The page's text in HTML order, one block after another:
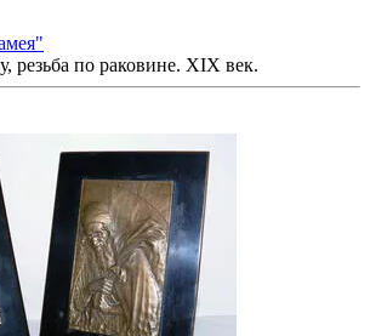
резьба по раковине. XIX век.